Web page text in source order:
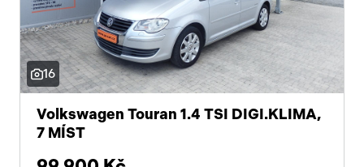
16
Volkswagen Touran 1.4 TSI DIGI.KLIMA,
7 MÍST